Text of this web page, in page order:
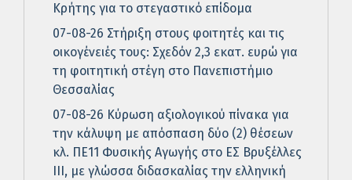
Κρήτης για το στεγαστικό επίδομα
07-08-26 Στήριξη στους φοιτητές και τις
οικογένειές τους: Σχεδόν 2,3 εκατ. ευρώ για
τη φοιτητική στέγη στο Πανεπιστήμιο
Θεσσαλίας
07-08-26 Κύρωση αξιολογικού πίνακα για
την κάλυψη με απόσπαση δύο (2) θέσεων
κλ. ΠΕ11 Φυσικής Αγωγής στο ΕΣ Βρυξέλλες
ΙΙΙ, με γλώσσα διδασκαλίας την ελληνική